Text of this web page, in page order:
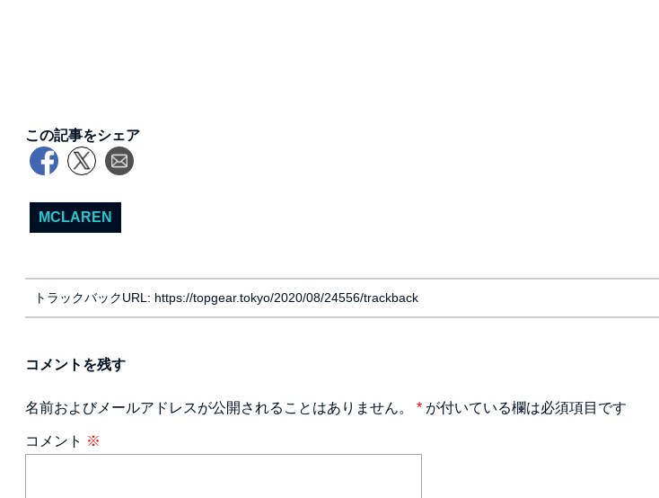
この記事をシェア
MCLAREN
トラックバックURL: https://topgear.tokyo/2020/08/24556/trackback
コメントを残す
名前およびメールアドレスが公開されることはありません。 * が付いている欄は必須項目です
コメント ※